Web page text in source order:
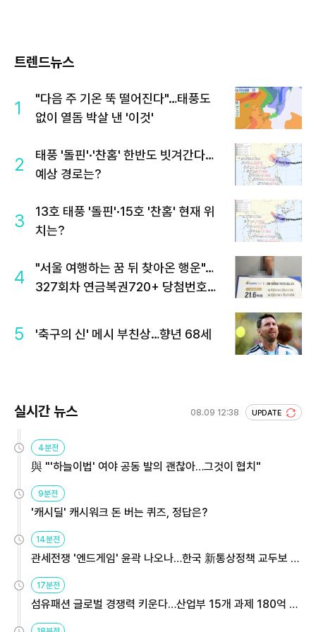
트렌드뉴스
1
"다음 주 기온 뚝 떨어진다"…태풍도
없이 열돔 박살 낸 '이것'
2
태풍 '돌핀'·'찬홈' 한반도 빗겨간다…
예상 경로는?
3
13호 태풍 '돌핀'·15호 '찬홈' 현재 위
치는?
4
"서울 여행하는 꿈 뒤 찾아온 행운"…
327회차 연금복권720+ 당첨번호조
5 '축구의 신' 메시 부친상…향년 68세
실시간 뉴스 08.09 12:38 UPDATE
4분전
與 "'하늘이법' 여야 공동 발의 괜찮아…그것이 협치"
9분전
'캐시딜' 캐시워크 돈 버는 퀴즈, 정답은?
14분전
관세전쟁 '엔드게임' 윤곽 나오나…한국 新통상정책 교두보 활
용해야
17분전
섬유패션 글로벌 경쟁력 키운다…산업부 15개 과제 180억 지
원